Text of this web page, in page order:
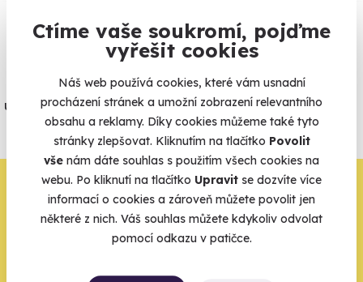
Ctíme vaše soukromí, pojďme
vyřešit cookies
Náš web používá cookies, které vám usnadní
procházení stránek a umožní zobrazení relevantního
obsahu a reklamy. Díky cookies můžeme také tyto
stránky zlepšovat. Kliknutím na tlačítko Povolit
vše nám dáte souhlas s použitím všech cookies na
webu. Po kliknutí na tlačítko Upravit se dozvíte více
informací o cookies a zároveň můžete povolit jen
některé z nich. Váš souhlas můžete kdykoliv odvolat
pomocí odkazu v patičce.
Vše umíme pojistit
Jeden nikdy neví. Máme nejvyšší
úrazové pojištění z nabídky zážitkových
agentur.
Vše o pojištění
Zbývá jeden krok,
zbytek zařídíme my